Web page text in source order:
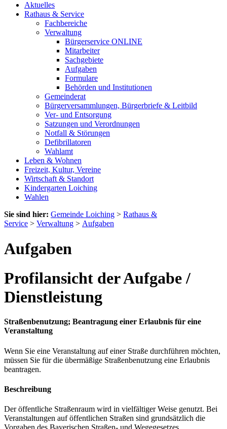
Aktuelles
Rathaus & Service
Fachbereiche
Verwaltung
Bürgerservice ONLINE
Mitarbeiter
Sachgebiete
Aufgaben
Formulare
Behörden und Institutionen
Gemeinderat
Bürgerversammlungen, Bürgerbriefe & Leitbild
Ver- und Entsorgung
Satzungen und Verordnungen
Notfall & Störungen
Defibrillatoren
Wahlamt
Leben & Wohnen
Freizeit, Kultur, Vereine
Wirtschaft & Standort
Kindergarten Loiching
Wahlen
Sie sind hier: Gemeinde Loiching > Rathaus &
Service > Verwaltung > Aufgaben
Aufgaben
Profilansicht der Aufgabe /
Dienstleistung
Straßenbenutzung; Beantragung einer Erlaubnis für eine
Veranstaltung
Wenn Sie eine Veranstaltung auf einer Straße durchführen möchten,
müssen Sie für die übermäßige Straßenbenutzung eine Erlaubnis
beantragen.
Beschreibung
Der öffentliche Straßenraum wird in vielfältiger Weise genutzt. Bei
Veranstaltungen auf öffentlichen Straßen sind grundsätzlich die